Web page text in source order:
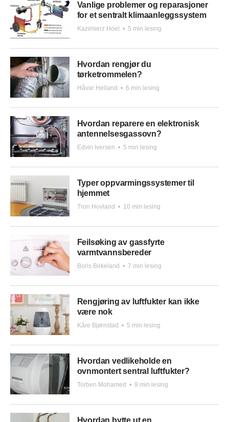
Vanlige problemer og reparasjoner
for et sentralt klimaanleggssystem
Kazimierz Hoel • 5 min lesing
Hvordan rengjør du
tørketrommelen?
Håvar Helland • 6 min lesing
Hvordan reparere en elektronisk
antennelsesgassovn?
Edvin Iversen • 5 min lesing
Typer oppvarmingssystemer til
hjemmet
Tron Hovland • 10 min lesing
Feilsøking av gassfyrte
varmtvannsbereder
Boris Birkeland • 7 min lesing
Rengjøring av luftfukter kan ikke
være nok
Kåre Bjørnstad • 5 min lesing
Hvordan vedlikeholde en
ovnmontert sentral luftfukter?
Torben Mohamed • 9 min lesing
Hvordan bytte ut en